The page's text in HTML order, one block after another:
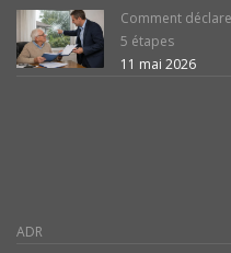
Comment
5 étapes
11 mai 2026
ADR